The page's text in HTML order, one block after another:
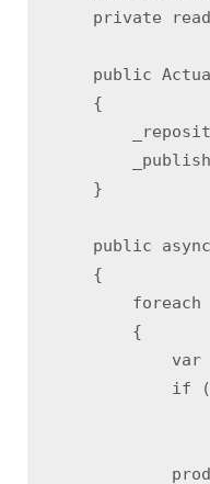
private
public
    {
    }
public
    {
foreach
        {
var
if